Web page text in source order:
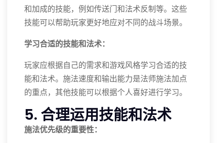
和加成的技能，例如传送门和法术反制等。这些
技能可以帮助玩家更好地应对不同的战斗场景。
学习合适的技能和法术：
玩家应根据自己的需求和游戏风格学习合适的技
能和法术。施法速度和输出能力是法师施法加点
的重点，其他技能可以根据个人喜好进行学习。
5. 合理运用技能和法术
施法优先级的重要性：